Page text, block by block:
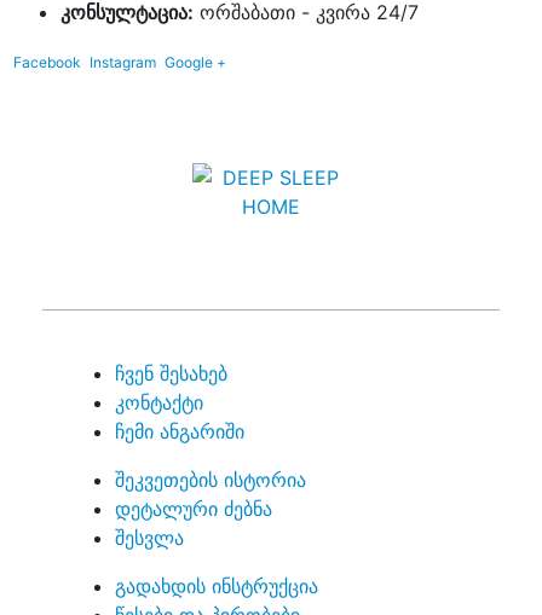
კონსულტაცია: ორშაბათი - კვირა 24/7
Facebook Instagram Google +
ჩვენ შესახებ
კონტაქტი
ჩემი ანგარიში
შეკვეთების ისტორია
დეტალური ძებნა
შესვლა
გადახდის ინსტრუქცია